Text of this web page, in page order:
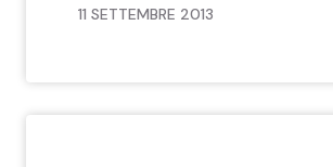
11 SETTEMBRE 2013